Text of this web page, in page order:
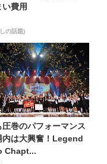
費用
の話題)
圧巻のパフォーマンス
内は大興奮！Legend
Chapt...